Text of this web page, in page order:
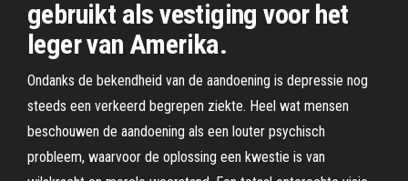
gebruikt als vestiging voor het
leger van Amerika.
Ondanks de bekendheid van de aandoening is depressie nog
steeds een verkeerd begrepen ziekte. Heel wat mensen
beschouwen de aandoening als een louter psychisch
probleem, waarvoor de oplossing een kwestie is van